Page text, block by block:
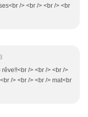
/> <br /> <br /> <br
/> <br /> <br />
/> <br /> <br /> mat<br